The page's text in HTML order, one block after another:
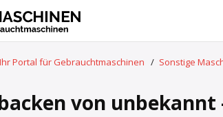
Portal für Gebrauchtmaschinen / Sonstige
von unbekannt